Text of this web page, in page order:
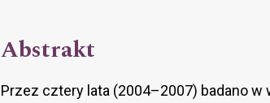
Abstrakt
Przez cztery lata (2004–2007) badano